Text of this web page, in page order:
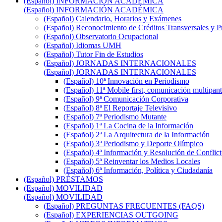
(Español) INFORMACIÓN ACADÉMICA
(Español) Calendario, Horarios y Exámenes
(Español) Reconocimiento de Créditos Transversales y
(Español) Observatorio Ocupacional
(Español) Idiomas UMH
(Español) Tutor Fin de Estudios
(Español) JORNADAS INTERNACIONALES
(Español) JORNADAS INTERNACIONALES
(Español) 10ª Innovación en Periodismo
(Español) 11ª Mobile first, comunicación
(Español) 9ª Comunicación Corporativa
(Español) 8ª El Reportaje Televisivo
(Español) 7ª Periodismo Mutante
(Español) 1ª La Cocina de la Información
(Español) 2ª La Arquitectura de la Información
(Español) 3ª Periodismo y Deporte Olímpico
(Español) 4ª Información y Resolución de
(Español) 5ª Reinventar los Medios Locales
(Español) 6ª Información, Política y Ciudadanía
(Español) PRÉSTAMOS
(Español) MOVILIDAD
(Español) MOVILIDAD
(Español) PREGUNTAS FRECUENTES (FAQS)
(Español) EXPERIENCIAS OUTGOING